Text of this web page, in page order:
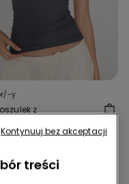
y
z
Bawełny
zł
treści
Kontynuuj bez akceptacji